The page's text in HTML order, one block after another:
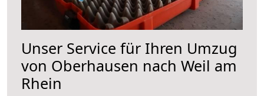
Unser Service für Ihren Umzug
von Oberhausen nach Weil am
Rhein